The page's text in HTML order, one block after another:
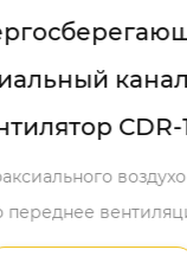
125
CDR-125-